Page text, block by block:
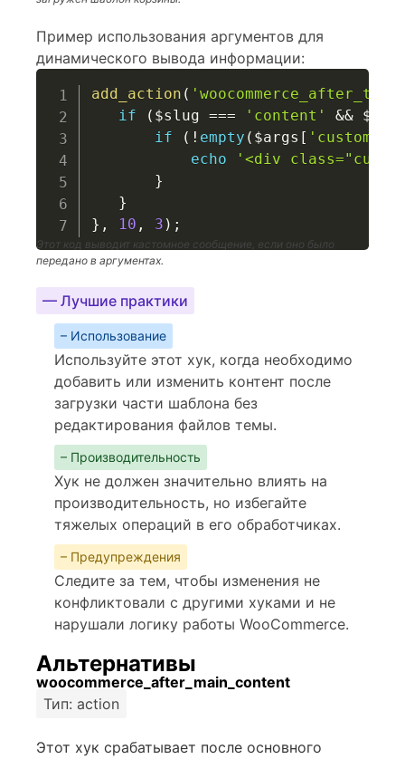
Пример использования аргументов для
динамического вывода информации:
add_action (
if
( $slug === 'content' &&
if
( ! empty ( $args [
echo
'<div
}
}
} , 10 , 3 ) ;
Этот код выводит кастомное сообщение, если оно было
передано в аргументах.
— Лучшие практики
– Использование
Используйте этот хук, когда необходимо
добавить или изменить контент после
загрузки части шаблона без
редактирования файлов темы.
– Производительность
Хук не должен значительно влиять на
производительность, но избегайте
тяжелых операций в его обработчиках.
– Предупреждения
Следите за тем, чтобы изменения не
конфликтовали с другими хуками и не
нарушали логику работы WooCommerce.
Альтернативы
woocommerce_after_main_content
Тип: action
Этот хук срабатывает после основного